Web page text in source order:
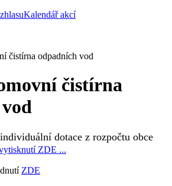
Kalendář akcí
čistírna odpadních vod
čistírna
dotace z rozpočtu obce
ZDE ...
ZDE